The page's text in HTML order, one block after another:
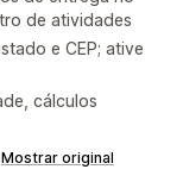
de atividades
e CEP; ative
cálculos
Mostrar original